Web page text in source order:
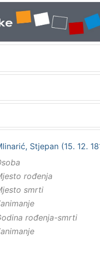
Stjepan (15. 12.
rođenja
smrti
rođenja-smrti